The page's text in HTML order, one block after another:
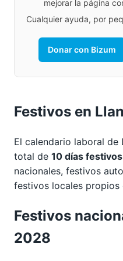
mejorar la página
Cualquier ayuda, por
Donar con Bizum
Festivos en
El calendario laboral de
total de 10 días festivos
nacionales, festivos
festivos locales propios
Festivos
2028